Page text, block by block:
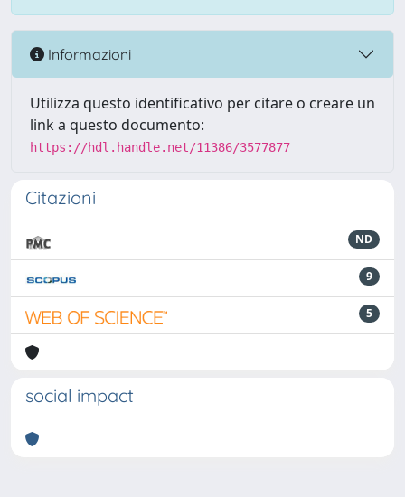
Informazioni
Utilizza questo identificativo per citare o creare un
link a questo documento:
https://hdl.handle.net/11386/3577877
Citazioni
ND
9
5
social impact